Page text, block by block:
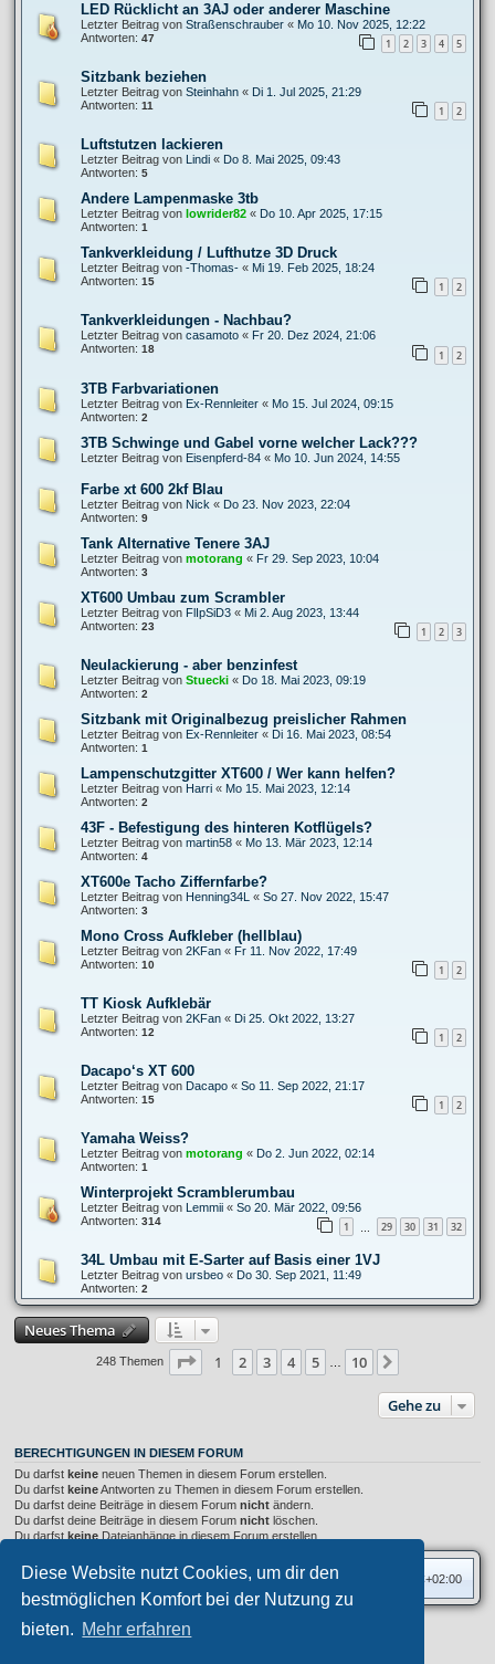
Diese Website nutzt Cookies, um dir den
bestmöglichen Komfort bei der Nutzung zu
bieten. Mehr erfahren
LED Rücklicht an 3AJ oder anderer Maschine
Letzter Beitrag von Straßenschrauber « Mo 10. Nov 2025, 12:22
Antworten: 47 1 2 3 4 5
Sitzbank beziehen
Letzter Beitrag von Steinhahn « Di 1. Jul 2025, 21:29
Antworten: 11 1 2
Luftstutzen lackieren
Letzter Beitrag von Lindi « Do 8. Mai 2025, 09:43
Antworten: 5
Andere Lampenmaske 3tb
Letzter Beitrag von lowrider82 « Do 10. Apr 2025, 17:15
Antworten: 1
Tankverkleidung / Lufthutze 3D Druck
Letzter Beitrag von -Thomas- « Mi 19. Feb 2025, 18:24
Antworten: 15 1 2
Tankverkleidungen - Nachbau?
Letzter Beitrag von casamoto « Fr 20. Dez 2024, 21:06
Antworten: 18 1 2
3TB Farbvariationen
Letzter Beitrag von Ex-Rennleiter « Mo 15. Jul 2024, 09:15
Antworten: 2
3TB Schwinge und Gabel vorne welcher Lack???
Letzter Beitrag von Eisenpferd-84 « Mo 10. Jun 2024, 14:55
Farbe xt 600 2kf Blau
Letzter Beitrag von Nick « Do 23. Nov 2023, 22:04
Antworten: 9
Tank Alternative Tenere 3AJ
Letzter Beitrag von motorang « Fr 29. Sep 2023, 10:04
Antworten: 3
XT600 Umbau zum Scrambler
Letzter Beitrag von FlIpSiD3 « Mi 2. Aug 2023, 13:44
Antworten: 23 1 2 3
Neulackierung - aber benzinfest
Letzter Beitrag von Stuecki « Do 18. Mai 2023, 09:19
Antworten: 2
Sitzbank mit Originalbezug preislicher Rahmen
Letzter Beitrag von Ex-Rennleiter « Di 16. Mai 2023, 08:54
Antworten: 1
Lampenschutzgitter XT600 / Wer kann helfen?
Letzter Beitrag von Harri « Mo 15. Mai 2023, 12:14
Antworten: 2
43F - Befestigung des hinteren Kotflügels?
Letzter Beitrag von martin58 « Mo 13. Mär 2023, 12:14
Antworten: 4
XT600e Tacho Ziffernfarbe?
Letzter Beitrag von Henning34L « So 27. Nov 2022, 15:47
Antworten: 3
Mono Cross Aufkleber (hellblau)
Letzter Beitrag von 2KFan « Fr 11. Nov 2022, 17:49
Antworten: 10 1 2
TT Kiosk Aufklebär
Letzter Beitrag von 2KFan « Di 25. Okt 2022, 13:27
Antworten: 12 1 2
Dacapo‘s XT 600
Letzter Beitrag von Dacapo « So 11. Sep 2022, 21:17
Antworten: 15 1 2
Yamaha Weiss?
Letzter Beitrag von motorang « Do 2. Jun 2022, 02:14
Antworten: 1
Winterprojekt Scramblerumbau
Letzter Beitrag von Lemmii « So 20. Mär 2022, 09:56
Antworten: 314 1 … 29 30 31 32
34L Umbau mit E-Sarter auf Basis einer 1VJ
Letzter Beitrag von ursbeo « Do 30. Sep 2021, 11:49
Antworten: 2
Neues Thema
248 Themen Seite 1von 10
1 2 3 4 5 10
Gehe zu
BERECHTIGUNGEN IN DIESEM FORUM
Du darfst keine neuen Themen in diesem Forum erstellen.
Du darfst keineAntworten zu Themen in diesem Forum erstellen.
Du darfst deine Beiträge in diesem Forum nicht ändern.
Du darfst deine Beiträge in diesem Forum nicht löschen.
Du darfst keine Dateianhänge in diesem Forum erstellen.
Foren-Übersicht Alle Zeiten sind UTC+02:00
Privates Forum ©